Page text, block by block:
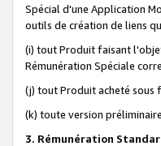
Spécial d'une Application
outils de création de liens
(i) tout Produit faisant
Rémunération Spéciale
(j) tout Produit acheté sous
(k) toute version
3. Rémunération